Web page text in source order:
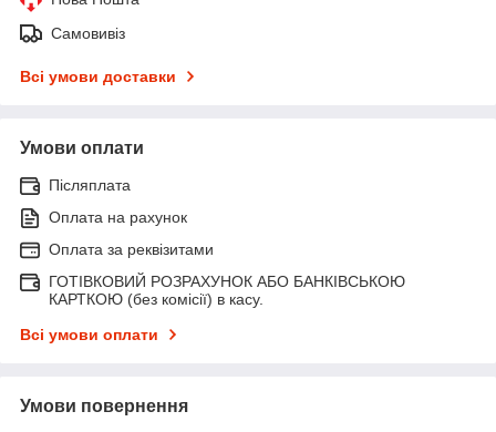
Самовивіз
Всі умови доставки
Умови оплати
Післяплата
Оплата на рахунок
Оплата за реквізитами
ГОТІВКОВИЙ РОЗРАХУНОК АБО БАНКІВСЬКОЮ
КАРТКОЮ (без комісії) в касу.
Всі умови оплати
Умови повернення